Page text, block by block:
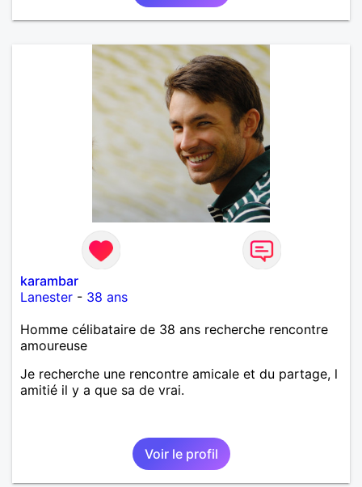
karambar
Lanester - 38 ans
Homme célibataire de 38 ans recherche rencontre
amoureuse
Je recherche une rencontre amicale et du partage, l
amitié il y a que sa de vrai.
Voir le profil